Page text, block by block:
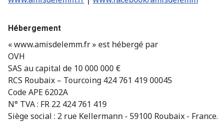
Hébergement
« www.amisdelemm.fr » est hébergé par
OVH
SAS au capital de 10 000 000 €
RCS Roubaix – Tourcoing 424 761 419 00045
Code APE 6202A
N° TVA : FR 22 424 761 419
Siège social : 2 rue Kellermann - 59100 Roubaix - France.